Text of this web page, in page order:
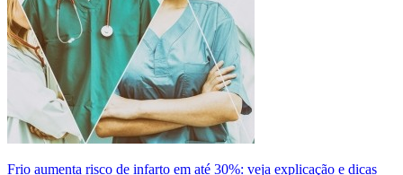
Frio aumenta risco de infarto em até 30%: veja explicação e dicas